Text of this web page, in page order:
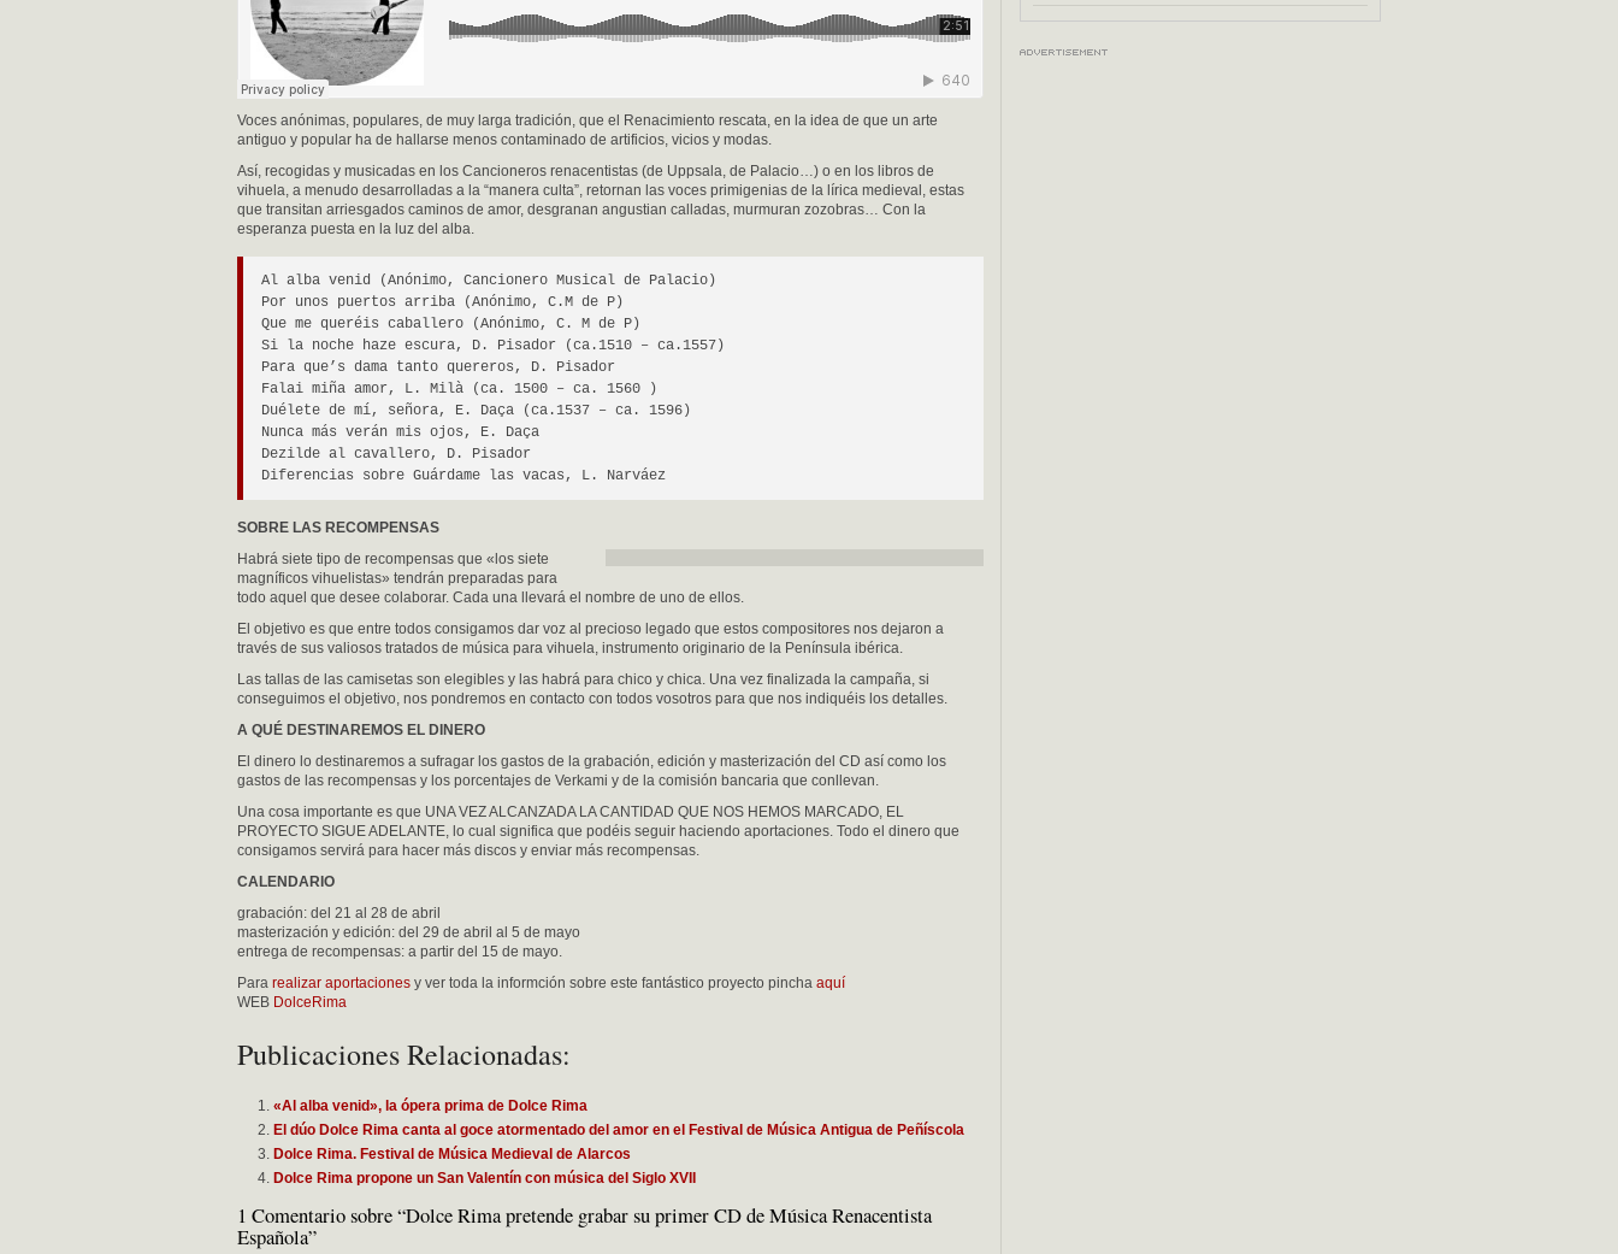
Voces anónimas, populares, de muy larga tradición, que el Renacimiento rescata, en la idea de que un arte
antiguo y popular ha de hallarse menos contaminado de artificios, vicios y modas.
Así, recogidas y musicadas en los Cancioneros renacentistas (de Uppsala, de Palacio…) o en los libros de
vihuela, a menudo desarrolladas a la “manera culta”, retornan las voces primigenias de la lírica medieval, estas
que transitan arriesgados caminos de amor, desgranan angustian calladas, murmuran zozobras… Con la
esperanza puesta en la luz del alba.
Al alba venid (Anónimo, Cancionero Musical de Palacio)
Por unos puertos arriba (Anónimo, C.M de P)
Que me queréis caballero (Anónimo, C. M de P)
Si la noche haze escura, D. Pisador (ca.1510 – ca.1557)
Para que’s dama tanto quereros, D. Pisador
Falai miña amor, L. Milà (ca. 1500 – ca. 1560 )
Duélete de mí, señora, E. Daça (ca.1537 – ca. 1596)
Nunca más verán mis ojos, E. Daça
Dezilde al cavallero, D. Pisador
Diferencias sobre Guárdame las vacas, L. Narváez
SOBRE LAS RECOMPENSAS
Habrá siete tipo de recompensas que «los siete
magníficos vihuelistas» tendrán preparadas para
todo aquel que desee colaborar. Cada una llevará el nombre de uno de ellos.
El objetivo es que entre todos consigamos dar voz al precioso legado que estos compositores nos dejaron a
través de sus valiosos tratados de música para vihuela, instrumento originario de la Península ibérica.
Las tallas de las camisetas son elegibles y las habrá para chico y chica. Una vez finalizada la campaña, si
conseguimos el objetivo, nos pondremos en contacto con todos vosotros para que nos indiquéis los detalles.
A QUÉ DESTINAREMOS EL DINERO
El dinero lo destinaremos a sufragar los gastos de la grabación, edición y masterización del CD así como los
gastos de las recompensas y los porcentajes de Verkami y de la comisión bancaria que conllevan.
Una cosa importante es que UNA VEZ ALCANZADA LA CANTIDAD QUE NOS HEMOS MARCADO, EL
PROYECTO SIGUE ADELANTE, lo cual significa que podéis seguir haciendo aportaciones. Todo el dinero que
consigamos servirá para hacer más discos y enviar más recompensas.
CALENDARIO
grabación: del 21 al 28 de abril
masterización y edición: del 29 de abril al 5 de mayo
entrega de recompensas: a partir del 15 de mayo.
Para realizar aportaciones y ver toda la informción sobre este fantástico proyecto pincha aquí
WEB DolceRima
Publicaciones Relacionadas:
«Al alba venid», la ópera prima de Dolce Rima
El dúo Dolce Rima canta al goce atormentado del amor en el Festival de Música Antigua de Peñíscola
Dolce Rima. Festival de Música Medieval de Alarcos
Dolce Rima propone un San Valentín con música del Siglo XVII
1 Comentario sobre “Dolce Rima pretende grabar su primer CD de Música Renacentista
Española”